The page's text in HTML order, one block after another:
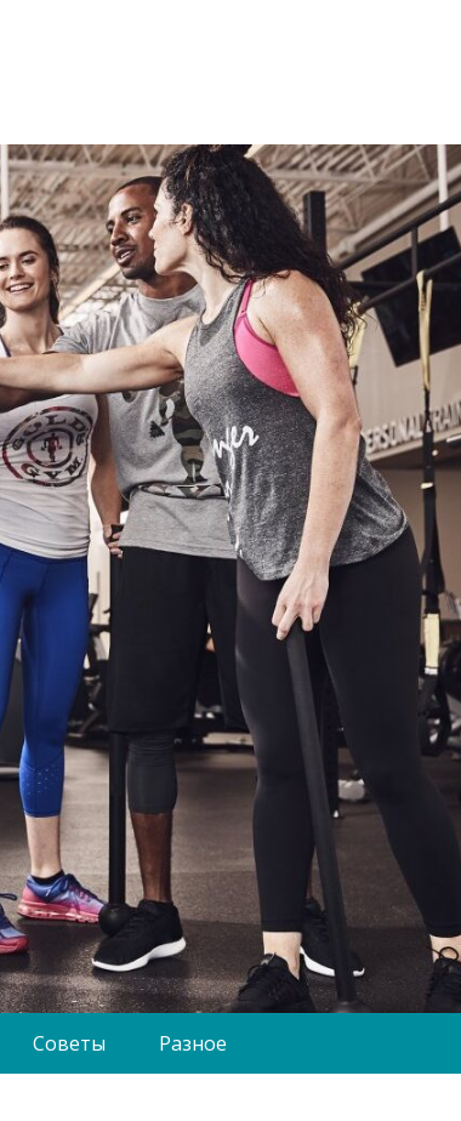
Советы Разное